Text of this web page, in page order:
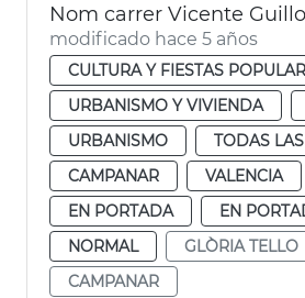
Nom carrer Vicente
modificado hace 5 años
CULTURA Y FIESTAS
URBANISMO Y VIVIENDA
URBANISMO
TODAS
CAMPANAR
VALENCIA
EN PORTADA
EN
NORMAL
GLÒRIA TELLO
CAMPANAR